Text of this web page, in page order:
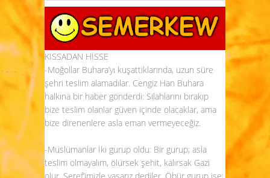
KISSADAN HİSSE
-Moğollar Buhara’yı kuşattıklarında, uzun süre
şehri teslim alamadılar. Cengiz Han Buhara
halkına bir haber gönderdi: Silahlarını bırakıp
bize teslim olanlar güven içinde olacaklar, ama
bize direnenlere asla eman vermeyeceğiz.
-Müslümanlar İki gurup oldu: Bir gurup; asla
teslim olmayalım, ölürsek şehit, kalırsak Gazi